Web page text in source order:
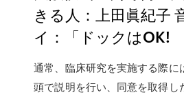
きる人：上田眞紀子
イ：「ドックはOK!
通常、臨床研究を実施する際に
頭で説明を行い、同意を取得し